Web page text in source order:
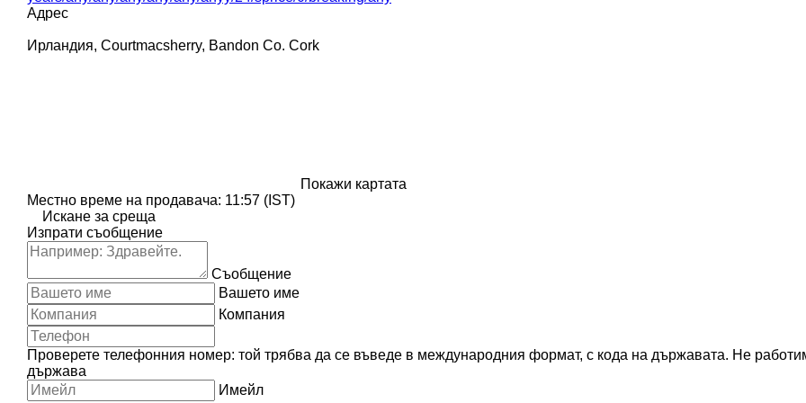
Адрес
Ирландия, Courtmacsherry, Bandon Co. Cork
Покажи картата
Местно време на продавача: 11:57 (IST)
Искане за среща
Изпрати съобщение
Вашето име
Компания
Проверете телефонния номер: той трябва да се въведе в международния формат, с кода на държавата. Не
държава
Имейл
Съобщение